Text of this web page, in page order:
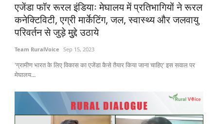
एजेंडा फॉर रूरल इंडियाः मेघालय में प्रतिभागियों ने रूरल
कनेक्टिविटी, एग्री मार्केटिंग, जल, स्वास्थ्य और जलवायु
परिवर्तन से जुड़े मुुद्दे उठाये
Team RuralVoice Sep 15, 2023
'ग्रामीण भारत के लिए विकास का एजेंडा कैसे तैयार किया जाना चाहिए' इस सवाल पर
मेघालय...